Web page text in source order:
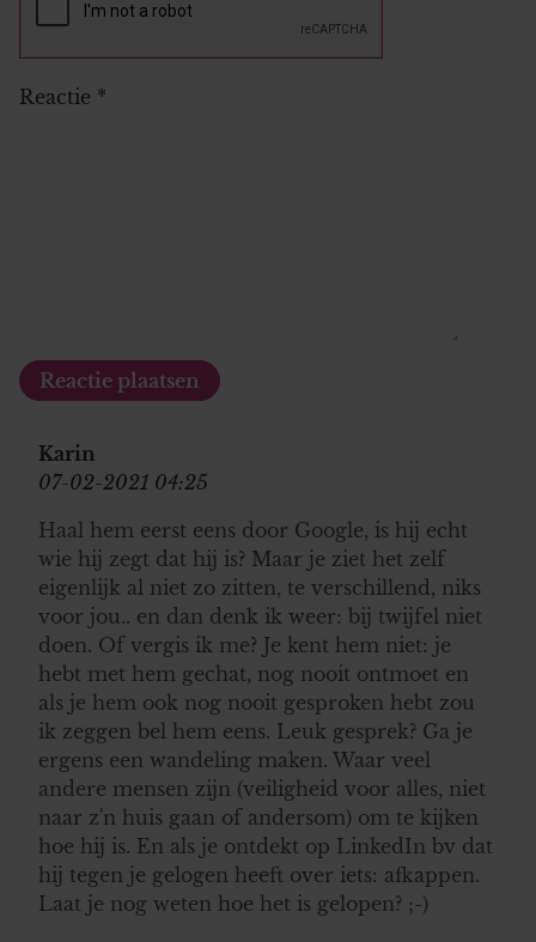
Reactie *
Karin
07-02-2021 04:25
Haal hem eerst eens door Google, is hij echt
wie hij zegt dat hij is? Maar je ziet het zelf
eigenlijk al niet zo zitten, te verschillend, niks
voor jou.. en dan denk ik weer: bij twijfel niet
doen. Of vergis ik me? Je kent hem niet: je
hebt met hem gechat, nog nooit ontmoet en
als je hem ook nog nooit gesproken hebt zou
ik zeggen bel hem eens. Leuk gesprek? Ga je
ergens een wandeling maken. Waar veel
andere mensen zijn (veiligheid voor alles, niet
naar z'n huis gaan of andersom) om te kijken
hoe hij is. En als je ontdekt op LinkedIn bv dat
hij tegen je gelogen heeft over iets: afkappen.
Laat je nog weten hoe het is gelopen? ;-)